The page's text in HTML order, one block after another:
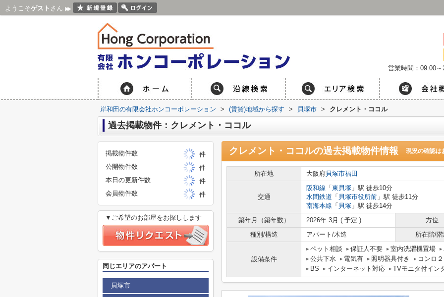
ようこそゲスト さん
営業時間：09:00～
岸和田の有限会社ホンコーポレーション > (賃貸)地域から探す > 貝塚市 > クレメント・ココル
過去掲載物件：クレメント・ココル
クレメント・ココルの過去掲載物件情報 現況の確認は
所在地 大阪府貝塚市福田
交通
阪和線 「 東貝塚 」駅 徒歩10分
水間鉄道 「 貝塚市役所前 」駅 徒歩11分
南海本線 「 貝塚 」駅 徒歩14分
築年月（築年数）
2026年 3月 ( 予定 ) 方位
種別/構造
アパート/木造 所在階/階
設備条件
ペット相談 保証人不要 室内洗濯機置場
公共下水
電気有 照明器具付き コンロ
BS
インターネット対応 TVモニタ付イン
掲載物件数
件
公開物件数
件
本日の更新件数
件
会員物件数
件
▼ご希望のお部屋をお探しします
同じエリアのアパート
貝塚市